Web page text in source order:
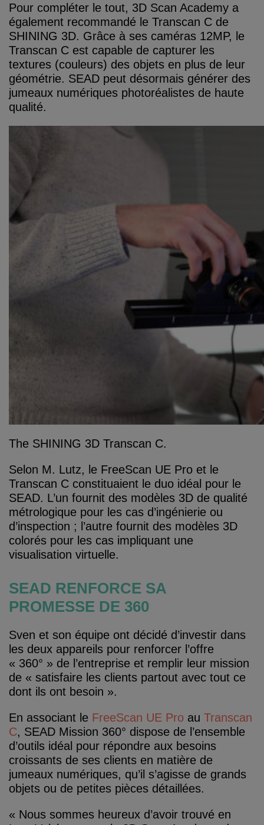
Pour compléter le tout, 3D Scan Academy a
également recommandé le Transcan C de
SHINING 3D. Grâce à ses caméras 12MP, le
Transcan C est capable de capturer les
textures (couleurs) des objets en plus de leur
géométrie. SEAD peut désormais générer des
jumeaux numériques photoréalistes de haute
qualité.
The SHINING 3D Transcan C.
Selon M. Lutz, le FreeScan UE Pro et le
Transcan C constituaient le duo idéal pour le
SEAD. L’un fournit des modèles 3D de qualité
métrologique pour les cas d’ingénierie ou
d’inspection ; l’autre fournit des modèles 3D
colorés pour les cas impliquant une
visualisation virtuelle.
SEAD RENFORCE SA
PROMESSE DE 360
Sven et son équipe ont décidé d’investir dans
les deux appareils pour renforcer l’offre
« 360° » de l’entreprise et remplir leur mission
de « satisfaire les clients partout avec tout ce
dont ils ont besoin ».
En associant le FreeScan UE Pro au Transcan
C, SEAD Mission 360° dispose de l’ensemble
d’outils idéal pour répondre aux besoins
croissants de ses clients en matière de
jumeaux numériques, qu’il s’agisse de grands
objets ou de petites pièces détaillées.
« Nous sommes heureux d’avoir trouvé en